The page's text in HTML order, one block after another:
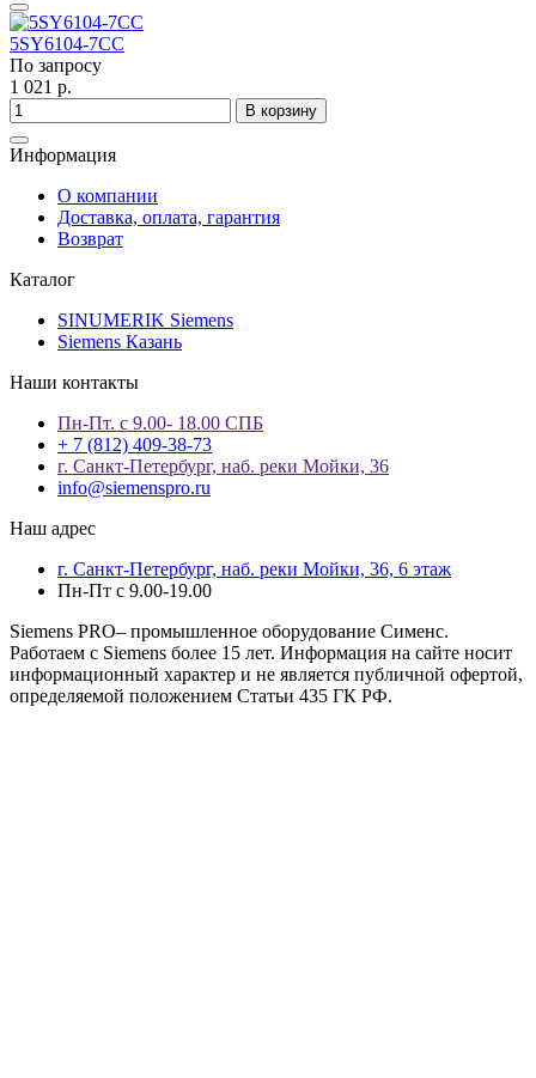
5SY6104-7CC
По запросу
1 021 р.
В корзину
Информация
О компании
Доставка, оплата, гарантия
Возврат
Каталог
SINUMERIK Siemens
Siemens Казань
Наши контакты
Пн-Пт. с 9.00- 18.00 СПБ
+ 7 (812) 409-38-73
г. Санкт-Петербург, наб. реки Мойки, 36
info@siemenspro.ru
Наш адрес
г. Санкт-Петербург, наб. реки Мойки, 36, 6 этаж
Пн-Пт с 9.00-19.00
Siemens PRO– промышленное оборудование Сименс.
Работаем с Siemens более 15 лет. Информация на сайте носит
информационный характер и не является публичной офертой,
определяемой положением Статьи 435 ГК РФ.